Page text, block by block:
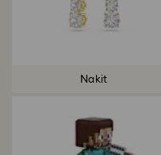
Nakit